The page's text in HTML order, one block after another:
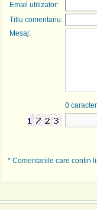
Email utilizator:
Titlu comentariu:
Mesaj:
0
* Comentariile care contin